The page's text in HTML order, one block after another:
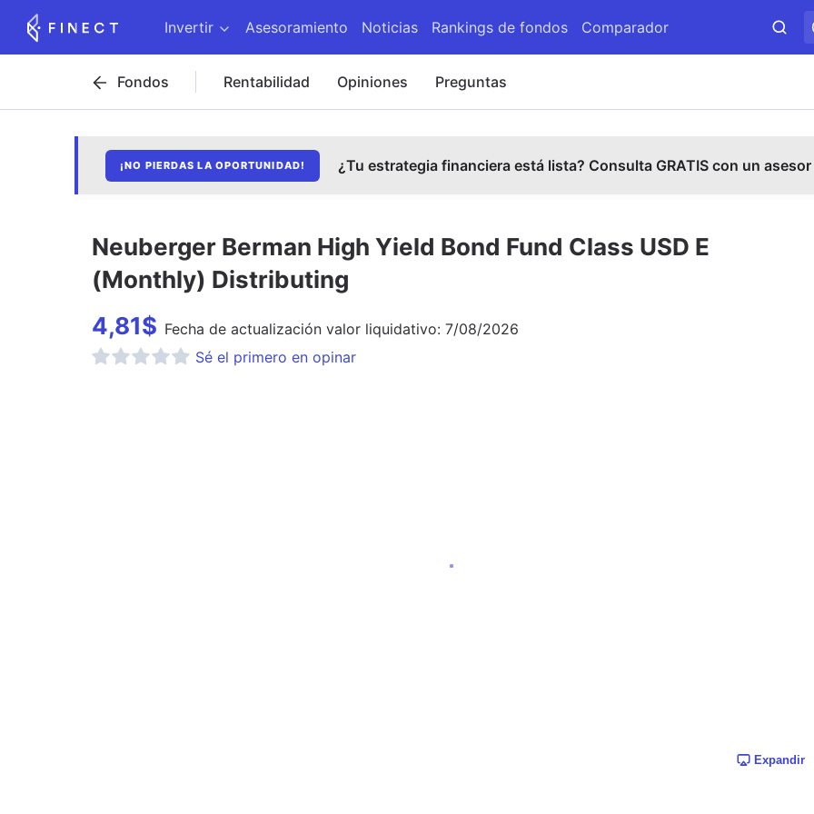
Invertir Asesoramiento Noticias Rankings de fondos Comparador
Fondos Rentabilidad Opiniones Preguntas
¡NO PIERDAS LA OPORTUNIDAD! ¿Tu estrategia financiera está lista? Consulta GRATIS con un
Neuberger Berman High Yield Bond Fund Class USD E
(Monthly) Distributing
4,81$ Fecha de actualización valor liquidativo: 7/08/2026
Sé el primero en opinar
Expandir